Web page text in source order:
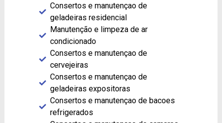
Consertos e manutençao de
geladeiras residencial
Manutenção e limpeza de ar
condicionado
Consertos e manutençao de
cervejeiras
Consertos e manutençao de
geladeiras expositoras
Consertos e manutençao de bacoes
refrigerados